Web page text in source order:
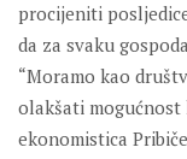
procijeniti
da za svaku
“Moramo kao
olakšati mogućnost
ekonomistica